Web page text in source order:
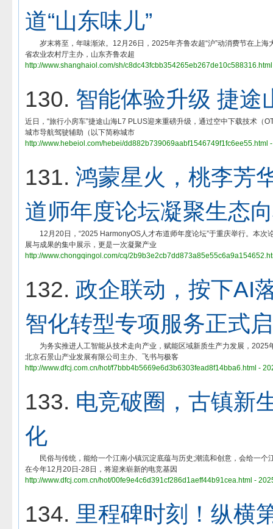
道“山东味儿”
岁末将至，年味渐浓。12月26日，2025年齐鲁农超“沪”动消费节在上海
省农业农村厅主办，山东齐鲁农超
http://www.shanghaiol.com/sh/
130. 智能体验升级 捷途
近日，“旅行小房车”捷途山海L7 PLUS迎来重磅升级，通过空中下载技术（
城市导航驾驶辅助（以下简称城市
http://www.hebeiol.com/hebei/dd882b739069aabf1546749f1fc6ee55.html
131. 鸿蒙星火，桃李芳
道师年度论坛凝聚生态
12月20日，“2025 HarmonyOS人才布道师年度论坛”于重庆举行。本次
展与成果的集中展示，更是一次凝聚产业
http://www.chongqingol.com/cq/
132. 政企联动，按下AI
智化转型专项服务正式
为务实推进人工智能从技术走向产业，赋能区域新质生产力发展，2025
北京石景山产业发展有限公司主办、飞书与极客
http://www.dfcj.com.cn/hot/f7bbb4b5669e6d3b6303fead8f14bba6.html -
133. 电竞破圈，古镇新
化
民俗与传统，能给一个江南小镇沉淀底蕴与历史;潮流和创意，会给一个
在今年12月20日-28日，将迎来崭新的电竞基因
http://www.dfcj.com.cn/hot/00fe9e4c6d391cf286d1aeff44b91cea.html -
134. 里程碑时刻！纵横